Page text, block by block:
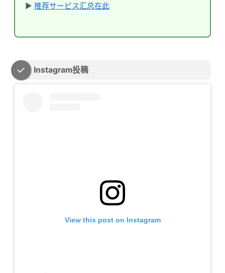
▶ 推荐サービス汇总在此
Instagram投稿
View this post on Instagram